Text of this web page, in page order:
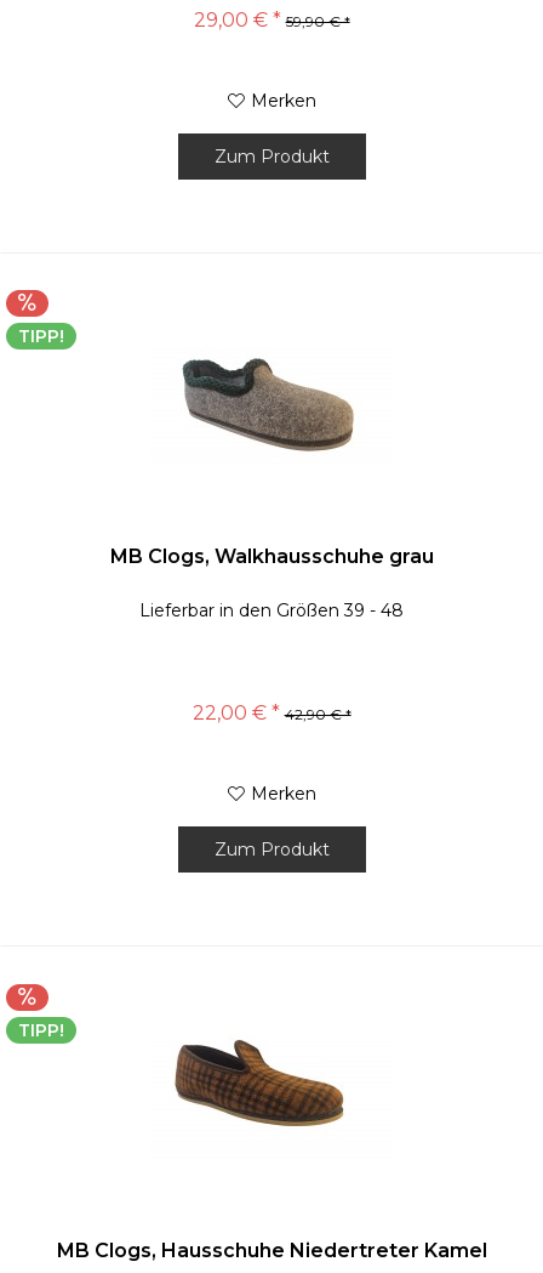
29,00 € * 59,90 € *
Merken
Zum Produkt
TIPP!
MB Clogs, Walkhausschuhe grau
Lieferbar in den Größen 39 - 48
22,00 € * 42,90 € *
Merken
Zum Produkt
TIPP!
MB Clogs, Hausschuhe Niedertreter Kamel